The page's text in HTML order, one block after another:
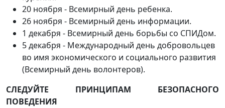
20 ноября - Всемирный день ребенка.
26 ноября - Всемирный день информации.
1 декабря - Всемирный день борьбы со СПИДом.
5 декабря - Международный день добровольцев
во имя экономического и социального развития
(Всемирный день волонтеров).
СЛЕДУЙТЕ ПРИНЦИПАМ БЕЗОПАСНОГО
ПОВЕДЕНИЯ